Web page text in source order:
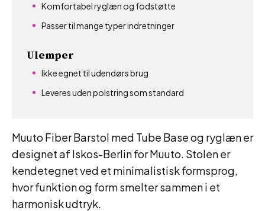
Muuto Fiber Barstol med Tube Base og ryglæn er
designet af Iskos-Berlin for Muuto. Stolen er
kendetegnet ved et minimalistisk formsprog,
hvor funktion og form smelter sammen i et
harmonisk udtryk.
Komfortabel ryglæn og fodstøtte
Passer til mange typer indretninger
Ulemper
Ikke egnet til udendørs brug
Leveres uden polstring som standard